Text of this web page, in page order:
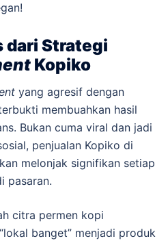
dari Strategi
Kopiko
yang agresif dengan
membuahkan hasil
Bukan cuma viral dan jadi
penjualan Kopiko di
melonjak signifikan setiap
pasaran.
citra permen kopi
banget” menjadi produk